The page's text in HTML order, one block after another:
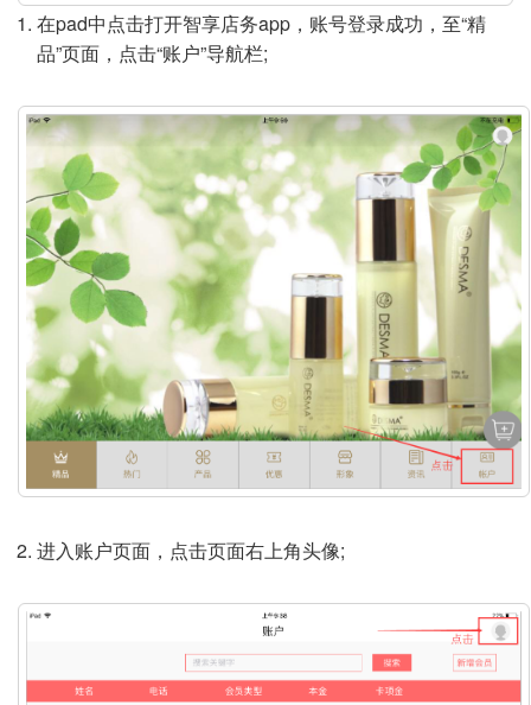
d
e
o
在pad中点击打开智享店务app，账号登录成功，至“精
品”页面，点击“账户”导航栏;
进入账户页面，点击页面右上角头像;